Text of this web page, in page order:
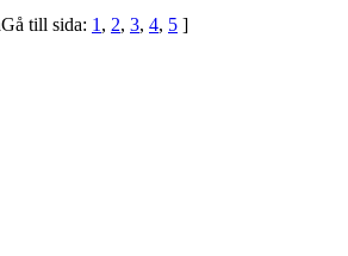
Gå till sida: 1 , 2, 3, 4, 5 ]